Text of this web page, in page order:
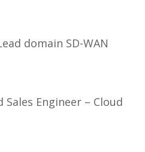
domain SD-WAN
Sales Engineer – Cloud